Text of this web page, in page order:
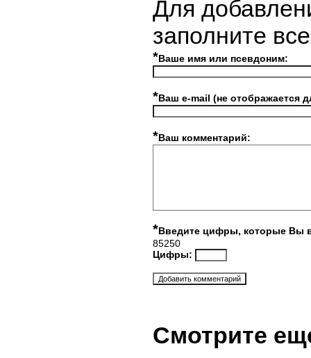
Для
заполните
*Ваше имя или псевдоним:
*Ваш e-mail (не отображается
*Ваш комментарий:
*Введите цифры, которые Вы
85250
Цифры:
Смотрите